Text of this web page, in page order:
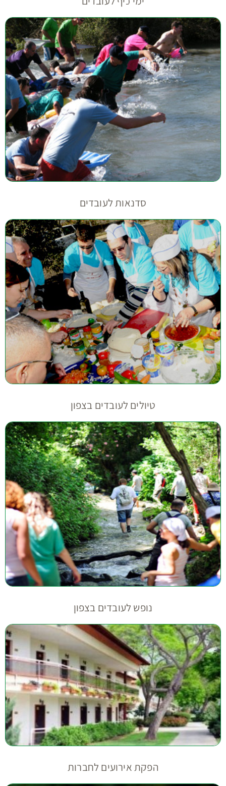
סדנאות לעובדים
טיולים לעובדים בצפון
נופש לעובדים בצפון
הפקת אירועים לחברות